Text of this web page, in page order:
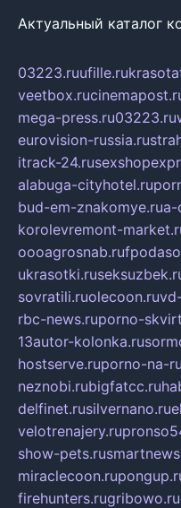
Актуальный каталог
03223.ruufille.ru
veetbox.ru
mega-press.ru03223.ru
eurovision-russia.ru
itrack-24.ru
alabuga-cityhotel.ru
bud-em-znakomye.rua-
korolevremont-
oooagrosnab.ru
ukrasotki.ru
sovratili.ruolecoon.ru
rbc-news.ruporno-
13autor-kolonka.ru
hostserve.ruporno-na-
neznobi.rubigfatcc.ru
delfinet.rusilvernano.ru
velotrenajery.ru
show-pets.ru
miraclecoon.ru
firehunters.rugribowo.ru